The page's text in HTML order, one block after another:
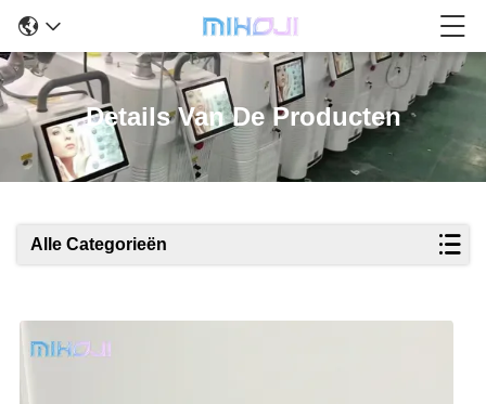
Details Van De Producten
Alle Categorieën